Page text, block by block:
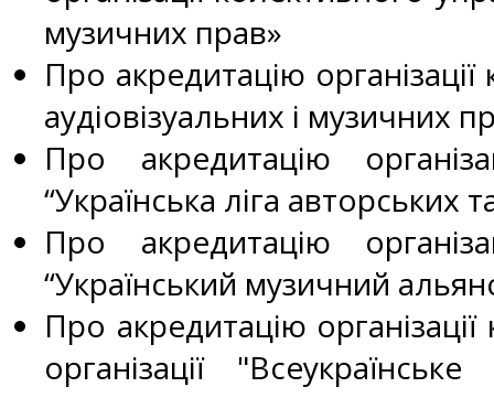
музичних прав»
Про акредитацію
аудіовізуальних і музичних
Про акредитацію
“Українська ліга авторських
Про акредитацію
“Український музичний
Про акредитацію
організації